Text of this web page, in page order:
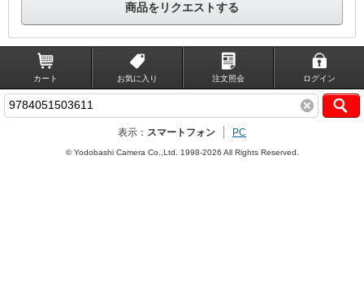
商品をリクエストする
カート お気に入り 注文照会 ログイン
表示： スマートフォン PC
© Yodobashi Camera Co.,Ltd. 1998-2026 All Rights Reserved.